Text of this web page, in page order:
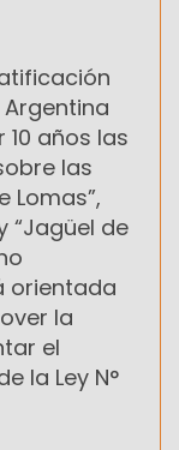
10 años las
las
Lomas”,
“Jagüel de
orientada
la
el
la Ley N°